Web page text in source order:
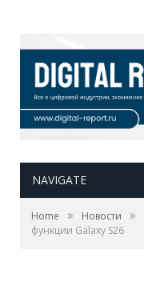
NAVIGATE
Home » Новости »
функции Galaxy S26